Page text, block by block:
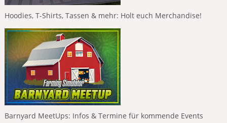
Hoodies, T-Shirts, Tassen & mehr: Holt euch Merchandise!
Barnyard MeetUps: Infos & Termine für kommende Events